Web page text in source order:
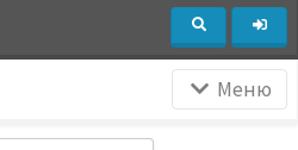
Меню